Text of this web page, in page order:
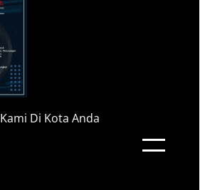
Di Kota Anda